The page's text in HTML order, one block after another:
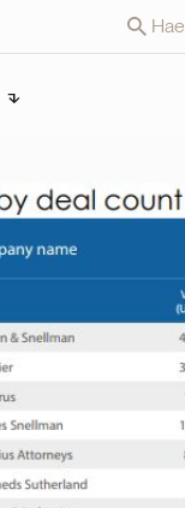
Hae